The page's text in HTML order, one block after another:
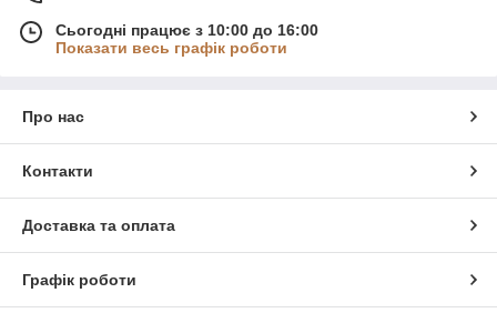
Сьогодні працює з 10:00 до 16:00
Показати весь графік роботи
Про нас
Контакти
Доставка та оплата
Графік роботи